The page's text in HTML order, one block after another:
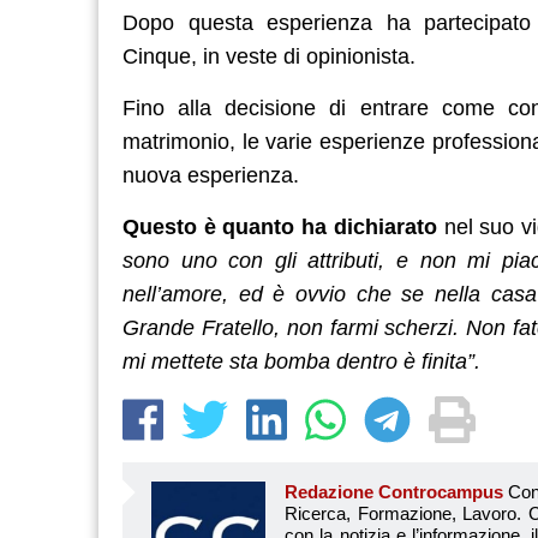
Dopo questa esperienza ha
Cinque, in veste di opinionista.
Fino alla decisione di entrare come
matrimonio, le varie esperienze
nuova esperienza.
Questo è quanto ha dichiaratonel suo
sono uno con gli attributi, e non mi
nell’amore, ed è ovvio che se nella
Grande Fratello, non farmi scherzi. Non
mi mettete sta bomba dentro è finita”.
Redazione Controcampus Controcampus è Il magazine più letto dai giovani su: Scuola, Università, Ricerca, Formazione, Lavoro. Controcampus nasce nell’ottobre 2001 con la missione di affiancare con la notizia e l’informazione, il mondo dell’istruzione e dell’università. Il suo cuore pulsante sono i giovani, menti libere e non compromesse da nessun interesse di parte. Il progetto è ambizioso e Controcampus cresce e si evolve arricchendo il proprio staff con nuovi giovani vogliosi di